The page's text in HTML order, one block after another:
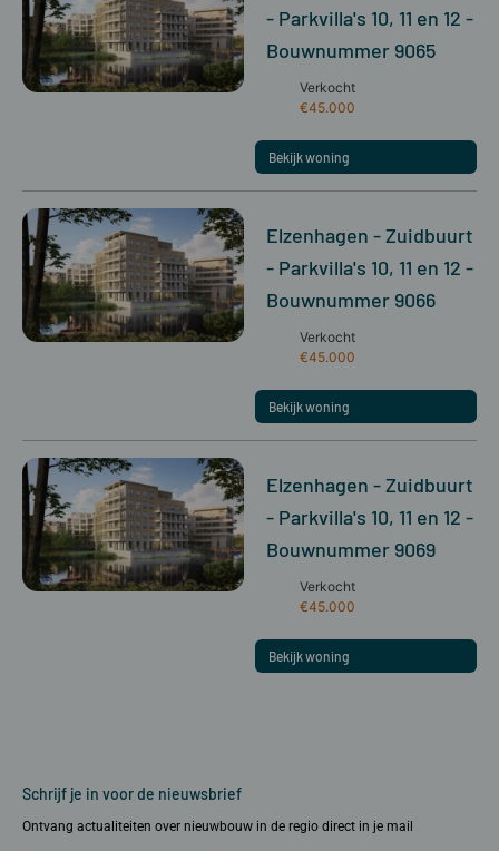
- Parkvilla's 10, 11 en 12 -
Bouwnummer 9065
Verkocht
€45.000
Bekijk woning
Elzenhagen - Zuidbuurt
- Parkvilla's 10, 11 en 12 -
Bouwnummer 9066
Verkocht
€45.000
Bekijk woning
Elzenhagen - Zuidbuurt
- Parkvilla's 10, 11 en 12 -
Bouwnummer 9069
Verkocht
€45.000
Bekijk woning
Schrijf je in voor de nieuwsbrief
Ontvang actualiteiten over nieuwbouw in de regio direct in je mail